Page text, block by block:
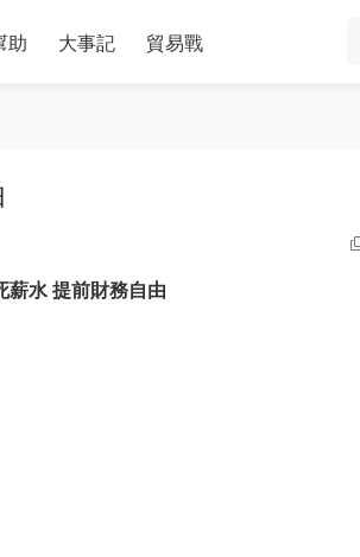
助 大事記 貿易戰
薪水 提前財務自由